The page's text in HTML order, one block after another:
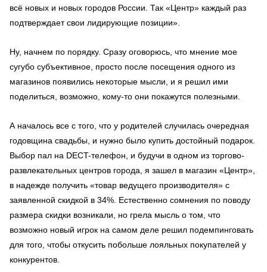
всё новых и новых городов России. Так «Центр» каждый раз
подтверждает свои лидирующие позиции».
Ну, начнем по порядку. Сразу оговорюсь, что мнение мое
сугубо субъективное, просто после посещения одного из
магазинов появились некоторые мысли, и я решил ими
поделиться, возможно, кому-то они покажутся полезными.
А началось все с того, что у родителей случилась очередная
годовщина свадьбы, и нужно было купить достойный подарок.
Выбор пал на DECT-телефон, и будучи в одном из торгово-
развлекательных центров города, я зашел в магазин «Центр»,
в надежде получить «товар ведущего производителя» с
заявленной скидкой в 34%. Естественно сомнения по поводу
размера скидки возникали, но грела мысль о том, что
возможно новый игрок на самом деле решил подемпинговать
для того, чтобы откусить побольше лояльных покупателей у
конкурентов.